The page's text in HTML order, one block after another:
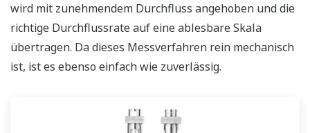
wird mit zunehmendem Durchfluss angehoben und die
richtige Durchflussrate auf eine ablesbare Skala
übertragen. Da dieses Messverfahren rein mechanisch
ist, ist es ebenso einfach wie zuverlässig.